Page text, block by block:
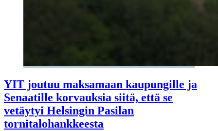
YIT joutuu maksamaan kaupungille ja
Senaatille korvauksia siitä, että se
vetäytyi Helsingin Pasilan
tornitalohankkeesta